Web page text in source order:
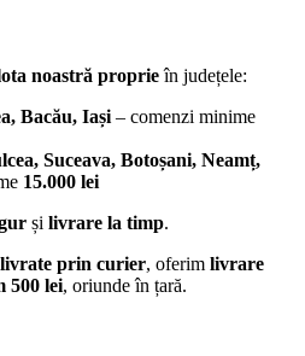
noastră proprieîn județele:
Bacău, Iași– comenzi minime
Suceava, Botoșani, Neamț,
15.000 lei
și livrare la timp.
prin curier, oferim livrare
500 lei, oriunde în țară.